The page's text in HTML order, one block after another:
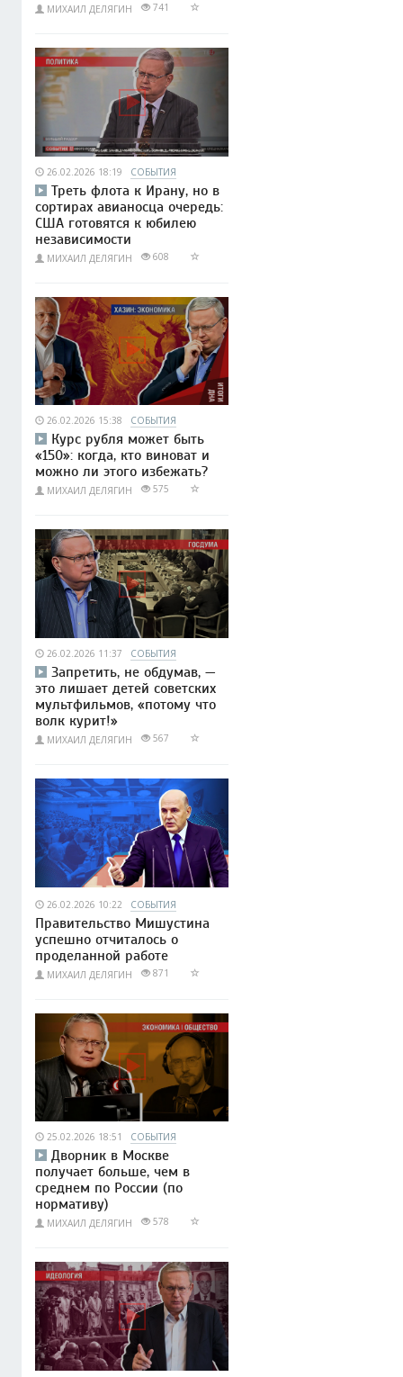
МИХАИЛ ДЕЛЯГИН 741
26.02.2026 18:19 СОБЫТИЯ
Треть флота к Ирану, но в
сортирах авианосца очередь:
США готовятся к юбилею
независимости
МИХАИЛ ДЕЛЯГИН 608
26.02.2026 15:38 СОБЫТИЯ
Курс рубля может быть
«150»: когда, кто виноват и
можно ли этого избежать?
МИХАИЛ ДЕЛЯГИН 575
26.02.2026 11:37 СОБЫТИЯ
Запретить, не обдумав, —
это лишает детей советских
мультфильмов, «потому что
волк курит!»
МИХАИЛ ДЕЛЯГИН 567
26.02.2026 10:22 СОБЫТИЯ
Правительство Мишустина
успешно отчиталось о
проделанной работе
МИХАИЛ ДЕЛЯГИН 871
25.02.2026 18:51 СОБЫТИЯ
Дворник в Москве
получает больше, чем в
среднем по России (по
нормативу)
МИХАИЛ ДЕЛЯГИН 578